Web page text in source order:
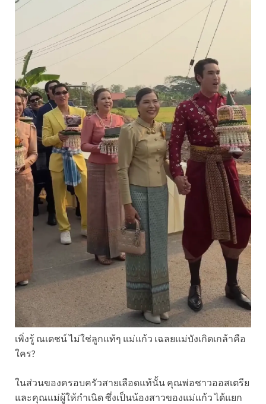
เพิ่งรู้ ณเดชน์ ไม่ใช่ลูกแท้ๆ แม่แก้ว เฉลยแม่บังเกิดเกล้าคือ
ใคร?
ในส่วนของครอบครัวสายเลือดแท้นั้น คุณพ่อชาวออสเตรีย
และคุณแม่ผู้ให้กำเนิด ซึ่งเป็นน้องสาวของแม่แก้ว ได้แยก